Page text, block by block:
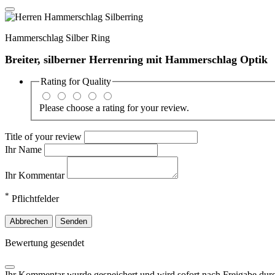
Hammerschlag Silber Ring
Breiter, silberner Herrenring mit Hammerschlag Optik
Rating forQuality
Please choose a rating for your review.
Title of your review
Ihr Name
Ihr Kommentar
* Pflichtfelder
Abbrechen Senden
Bewertung gesendet